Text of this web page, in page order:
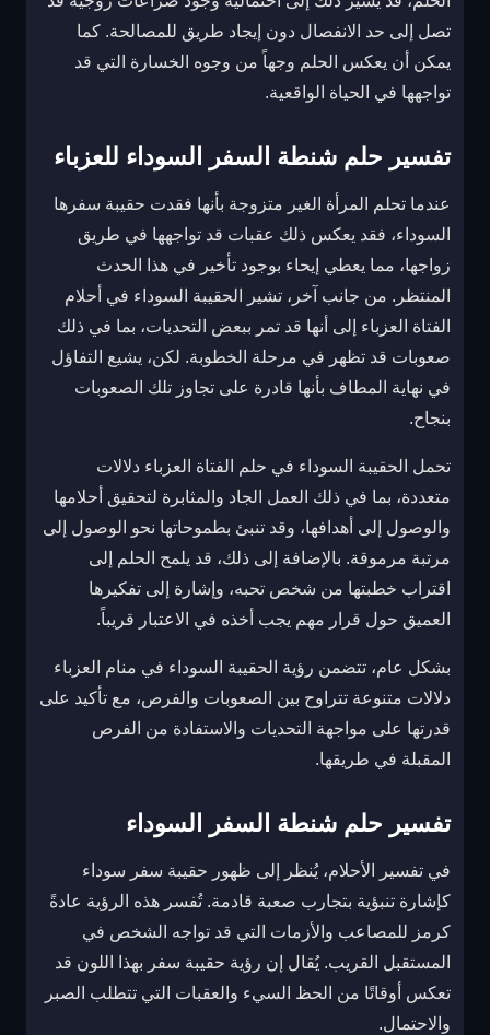
تصل إلى حد الانفصال دون إيجاد طريق للمصالحة. كما
يمكن أن يعكس الحلم وجهاً من وجوه الخسارة التي قد
تواجهها في الحياة الواقعية.
تفسير حلم شنطة السفر السوداء للعزباء
عندما تحلم المرأة الغير متزوجة بأنها فقدت حقيبة سفرها
السوداء، فقد يعكس ذلك عقبات قد تواجهها في طريق
زواجها، مما يعطي إيحاء بوجود تأخير في هذا الحدث
المنتظر. من جانب آخر، تشير الحقيبة السوداء في أحلام
الفتاة العزباء إلى أنها قد تمر ببعض التحديات، بما في ذلك
صعوبات قد تظهر في مرحلة الخطوبة. لكن، يشيع التفاؤل
في نهاية المطاف بأنها قادرة على تجاوز تلك الصعوبات
بنجاح.
تحمل الحقيبة السوداء في حلم الفتاة العزباء دلالات
متعددة، بما في ذلك العمل الجاد والمثابرة لتحقيق أحلامها
والوصول إلى أهدافها، وقد تنبئ بطموحاتها نحو الوصول إلى
مرتبة مرموقة. بالإضافة إلى ذلك، قد يلمح الحلم إلى
اقتراب خطبتها من شخص تحبه، وإشارة إلى تفكيرها
العميق حول قرار مهم يجب أخذه في الاعتبار قريباً.
بشكل عام، تتضمن رؤية الحقيبة السوداء في منام العزباء
دلالات متنوعة تتراوح بين الصعوبات والفرص، مع تأكيد على
قدرتها على مواجهة التحديات والاستفادة من الفرص
المقبلة في طريقها.
تفسير حلم شنطة السفر السوداء
في تفسير الأحلام، يُنظر إلى ظهور حقيبة سفر سوداء
كإشارة تنبؤية بتجارب صعبة قادمة. تُفسر هذه الرؤية عادةً
كرمز للمصاعب والأزمات التي قد تواجه الشخص في
المستقبل القريب. يُقال إن رؤية حقيبة سفر بهذا اللون قد
تعكس أوقاتًا من الحظ السيء والعقبات التي تتطلب الصبر
والاحتمال.